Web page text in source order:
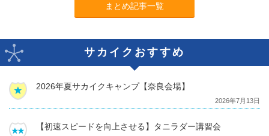
まとめ記事一覧
サカイクおすすめ
2026年夏サカイクキャンプ【奈良会場】
2026年7月13日
【初速スピードを向上させる】タニラダー講習会